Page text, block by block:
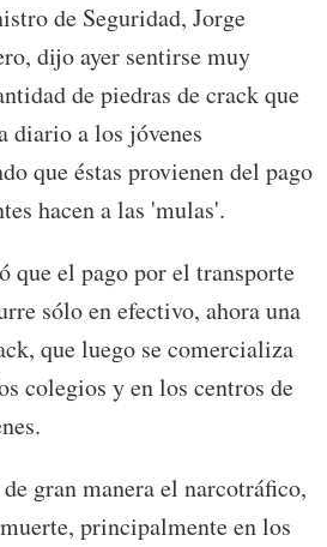
de Seguridad, Jorge
dijo ayer sentirse muy
de piedras de crack que
diario a los jóvenes
que éstas provienen del pago
hacen a las 'mulas'.
que el pago por el transporte
sólo en efectivo, ahora una
que luego se comercializa
colegios y en los centros de
gran manera el narcotráfico,
principalmente en los